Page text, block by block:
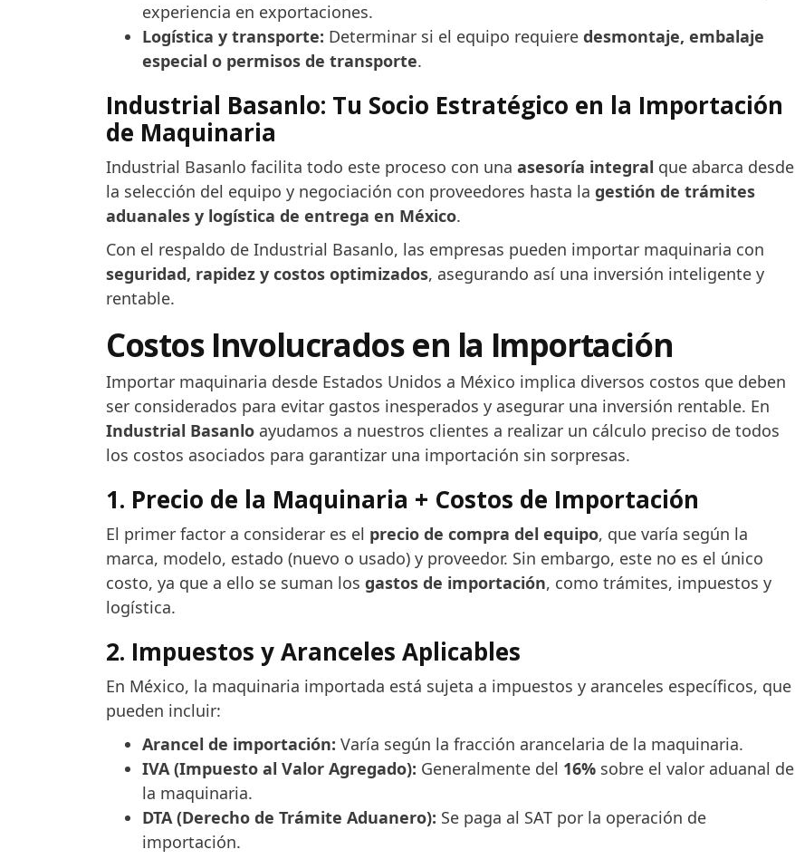
experiencia en exportaciones.
Logística y transporte: Determinar si el equipo requiere desmontaje, embalaje
especial o permisos de transporte.
Industrial Basanlo: Tu Socio Estratégico en la Importación
de Maquinaria
Industrial Basanlo facilita todo este proceso con una asesoría integral que abarca desde
la selección del equipo y negociación con proveedores hasta la gestión de trámites
aduanales y logística de entrega en México.
Con el respaldo de Industrial Basanlo, las empresas pueden importar maquinaria con
seguridad, rapidez y costos optimizados, asegurando así una inversión inteligente y
rentable.
Costos Involucrados en la Importación
Importar maquinaria desde Estados Unidos a México implica diversos costos que deben
ser considerados para evitar gastos inesperados y asegurar una inversión rentable. En
Industrial Basanlo ayudamos a nuestros clientes a realizar un cálculo preciso de todos
los costos asociados para garantizar una importación sin sorpresas.
1. Precio de la Maquinaria + Costos de Importación
El primer factor a considerar es el precio de compra del equipo, que varía según la
marca, modelo, estado (nuevo o usado) y proveedor. Sin embargo, este no es el único
costo, ya que a ello se suman los gastos de importación, como trámites, impuestos y
logística.
2. Impuestos y Aranceles Aplicables
En México, la maquinaria importada está sujeta a impuestos y aranceles específicos, que
pueden incluir:
Arancel de importación: Varía según la fracción arancelaria de la maquinaria.
IVA (Impuesto al Valor Agregado): Generalmente del 16% sobre el valor aduanal de
la maquinaria.
DTA (Derecho de Trámite Aduanero): Se paga al SAT por la operación de
importación.